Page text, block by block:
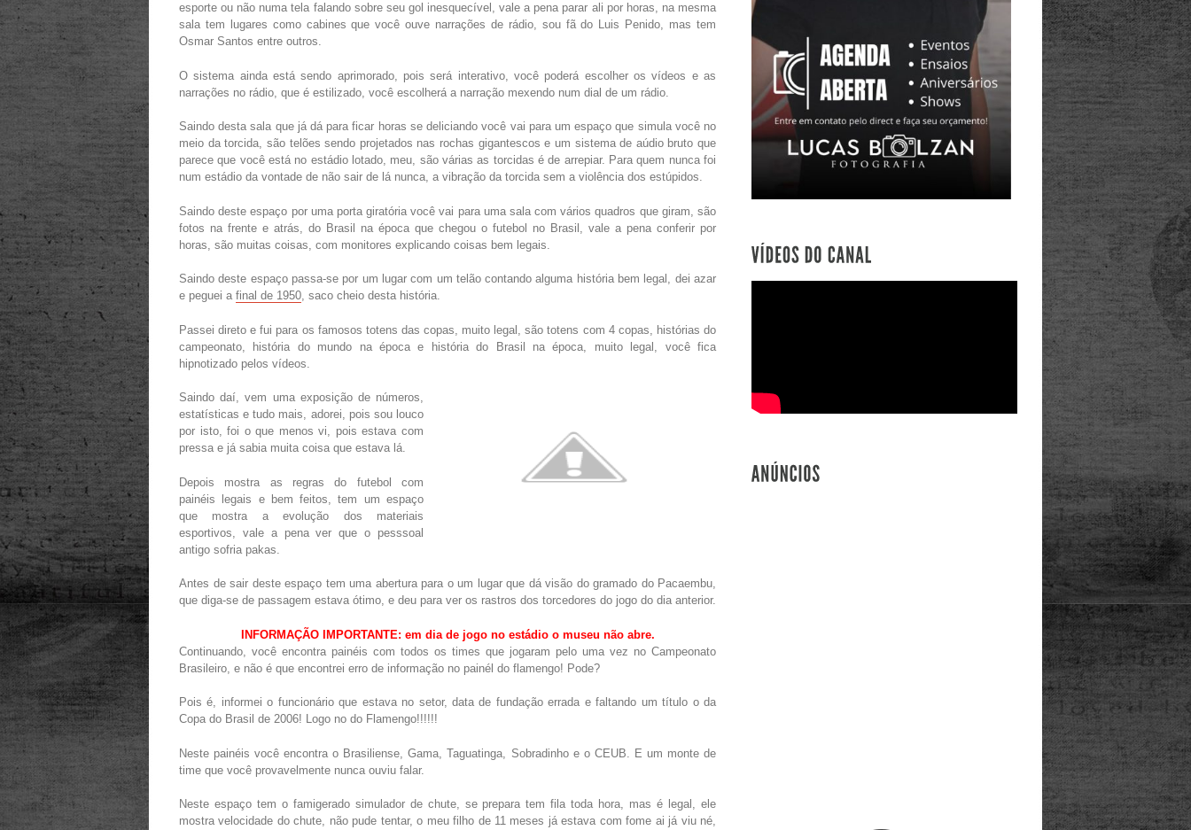
esporte ou não numa tela falando sobre seu gol inesquecível, vale a pena parar ali por horas, na mesma
sala tem lugares como cabines que você ouve narrações de rádio, sou fã do Luis Penido, mas tem
Osmar Santos entre outros.
O sistema ainda está sendo aprimorado, pois será interativo, você poderá escolher os vídeos e as
narrações no rádio, que é estilizado, você escolherá a narração mexendo num dial de um rádio.
Saindo desta sala que já dá para ficar horas se deliciando você vai para um espaço que simula você no
meio da torcida, são telões sendo projetados nas rochas gigantescos e um sistema de aúdio bruto que
parece que você está no estádio lotado, meu, são várias as torcidas é de arrepiar. Para quem nunca foi
num estádio da vontade de não sair de lá nunca, a vibração da torcida sem a violência dos estúpidos.
Saindo deste espaço por uma porta giratória você vai para uma sala com vários quadros que giram, são
fotos na frente e atrás, do Brasil na época que chegou o futebol no Brasil, vale a pena conferir por
horas, são muitas coisas, com monitores explicando coisas bem legais.
Saindo deste espaço passa-se por um lugar com um telão contando alguma história bem legal, dei azar
e peguei a final de 1950, saco cheio desta história.
Passei direto e fui para os famosos totens das copas, muito legal, são totens com 4 copas, histórias do
campeonato, história do mundo na época e história do Brasil na época, muito legal, você fica
hipnotizado pelos vídeos.
Saindo daí, vem uma exposição de números,
estatísticas e tudo mais, adorei, pois sou louco
por isto, foi o que menos vi, pois estava com
pressa e já sabia muita coisa que estava lá.
Depois mostra as regras do futebol com
painéis legais e bem feitos, tem um espaço
que mostra a evolução dos materiais
esportivos, vale a pena ver que o pesssoal
antigo sofria pakas.
Antes de sair deste espaço tem uma abertura para o um lugar que dá visão do gramado do Pacaembu,
que diga-se de passagem estava ótimo, e deu para ver os rastros dos torcedores do jogo do dia anterior.
INFORMAÇÃO IMPORTANTE: em dia de jogo no estádio o museu não abre.
Continuando, você encontra painéis com todos os times que jogaram pelo uma vez no Campeonato
Brasileiro, e não é que encontrei erro de informação no painél do flamengo! Pode?
Pois é, informei o funcionário que estava no setor, data de fundação errada e faltando um título o da
Copa do Brasil de 2006! Logo no do Flamengo!!!!!!
Neste painéis você encontra o Brasiliense, Gama, Taguatinga, Sobradinho e o CEUB. E um monte de
time que você provavelmente nunca ouviu falar.
Neste espaço tem o famigerado simulador de chute, se prepara tem fila toda hora, mas é legal, ele
mostra velocidade do chute, não pude tentar, o meu filho de 11 meses já estava com fome ai já viu né,